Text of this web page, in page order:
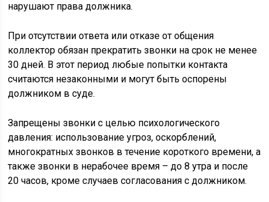
нарушают права должника.
При отсутствии ответа или отказе от общения
коллектор обязан прекратить звонки на срок не менее
30 дней. В этот период любые попытки контакта
считаются незаконными и могут быть оспорены
должником в суде.
Запрещены звонки с целью психологического
давления: использование угроз, оскорблений,
многократных звонков в течение короткого времени, а
также звонки в нерабочее время – до 8 утра и после
20 часов, кроме случаев согласования с должником.